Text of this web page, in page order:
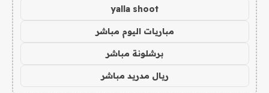
yalla shoot
مباريات اليوم مباشر
برشلونة مباشر
ريال مدريد مباشر